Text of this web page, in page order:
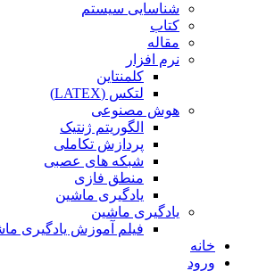
شناسایی سیستم
کتاب
مقاله
نرم افزار
کلمنتاین
لتکس (LATEX)
هوش مصنوعی
الگوریتم ژنتیک
پردازش تکاملی
شبکه های عصبی
منطق فازی
یادگیری ماشین
یادگیری ماشین
فیلم آموزش یادگیری
خانه
ورود